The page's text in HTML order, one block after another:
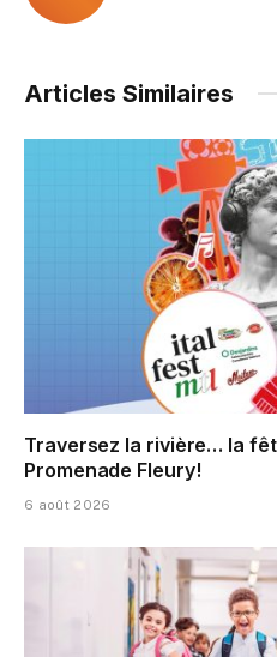
Articles Similaires
Traversez la rivière… la
Promenade Fleury!
6 août 2026